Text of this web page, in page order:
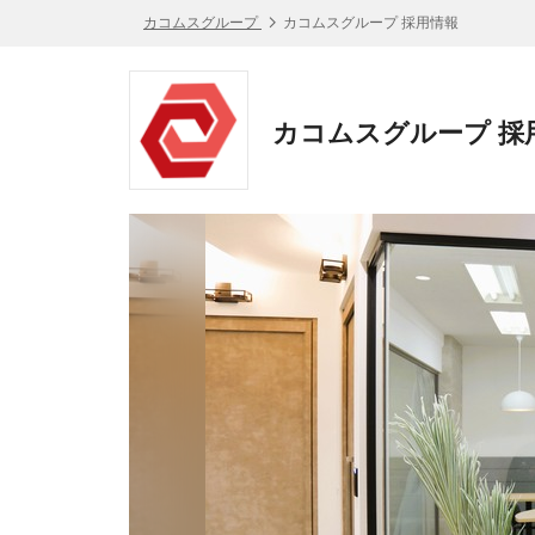
カコムスグループ カコムスグループ 採用情報
カコムスグループ 採